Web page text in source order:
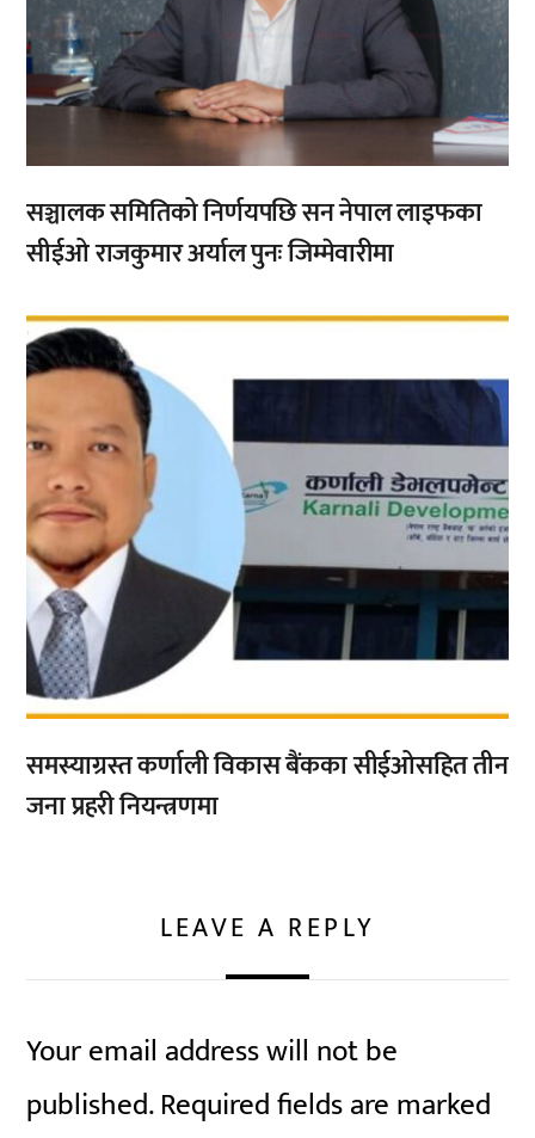
सञ्चालक समितिको निर्णयपछि सन नेपाल लाइफका
सीईओ राजकुमार अर्याल पुनः जिम्मेवारीमा
,
समस्याग्रस्त कर्णाली विकास बैंकका सीईओसहित तीन
जना प्रहरी नियन्त्रणमा
LEAVE A REPLY
Your email address will not be
published.Required fields are marked